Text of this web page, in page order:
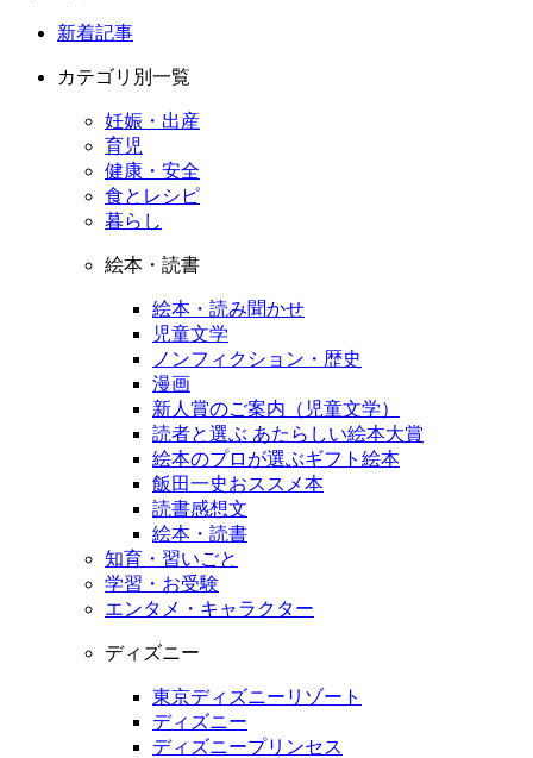
新着記事
カテゴリ別一覧
妊娠・出産
育児
健康・安全
食とレシピ
暮らし
絵本・読書
絵本・読み聞かせ
児童文学
ノンフィクション・歴史
漫画
新人賞のご案内（児童文学）
読者と選ぶ あたらしい絵本大賞
絵本のプロが選ぶギフト絵本
飯田一史おススメ本
読書感想文
絵本・読書
知育・習いごと
学習・お受験
エンタメ・キャラクター
ディズニー
東京ディズニーリゾート
ディズニー
ディズニープリンセス